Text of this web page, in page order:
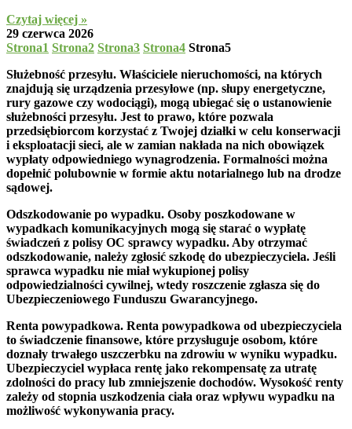
Czytaj więcej »
29 czerwca 2026
Strona1 Strona2 Strona3 Strona4 Strona5
Służebność przesyłu. Właściciele nieruchomości, na których
znajdują się urządzenia przesyłowe (np. słupy energetyczne,
rury gazowe czy wodociągi), mogą ubiegać się o ustanowienie
służebności przesyłu. Jest to prawo, które pozwala
przedsiębiorcom korzystać z Twojej działki w celu konserwacji
i eksploatacji sieci, ale w zamian nakłada na nich obowiązek
wypłaty odpowiedniego wynagrodzenia. Formalności można
dopełnić polubownie w formie aktu notarialnego lub na drodze
sądowej.
Odszkodowanie po wypadku. Osoby poszkodowane w
wypadkach komunikacyjnych mogą się starać o wypłatę
świadczeń z polisy OC sprawcy wypadku. Aby otrzymać
odszkodowanie, należy zgłosić szkodę do ubezpieczyciela. Jeśli
sprawca wypadku nie miał wykupionej polisy
odpowiedzialności cywilnej, wtedy roszczenie zgłasza się do
Ubezpieczeniowego Funduszu Gwarancyjnego.
Renta powypadkowa. Renta powypadkowa od ubezpieczyciela
to świadczenie finansowe, które przysługuje osobom, które
doznały trwałego uszczerbku na zdrowiu w wyniku wypadku.
Ubezpieczyciel wypłaca rentę jako rekompensatę za utratę
zdolności do pracy lub zmniejszenie dochodów. Wysokość renty
zależy od stopnia uszkodzenia ciała oraz wpływu wypadku na
możliwość wykonywania pracy.